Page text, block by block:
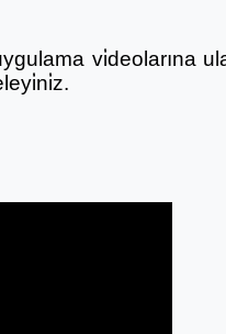
vi̇deolarına